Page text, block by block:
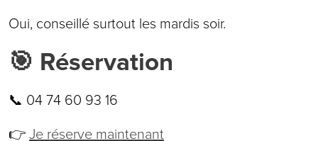
Oui, conseillé surtout les mardis soir.
🎯 Réservation
📞 04 74 60 93 16
👉 Je réserve maintenant